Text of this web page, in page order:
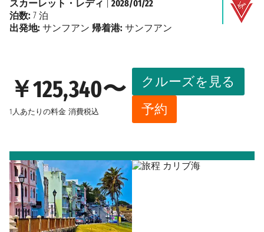
￥125,340〜
1人あたりの料金 消費税込
クルーズを見る
予約
スカーレット・レディ
2028/01/22
泊数: 7 泊
出発地: サンフアン 帰着港: サンフアン